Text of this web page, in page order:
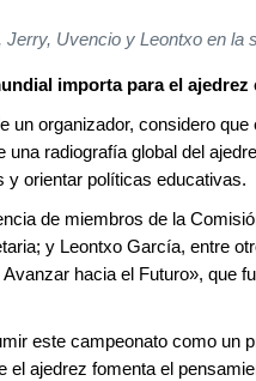
Jerry, Uvencio y Leontxo en la
importa para el ajedrez
un organizador, considero
una radiografía global del
y orientar políticas educativas.
de miembros de la
y Leontxo García, entre
hacia el Futuro», que
este campeonato como un
el ajedrez fomenta el